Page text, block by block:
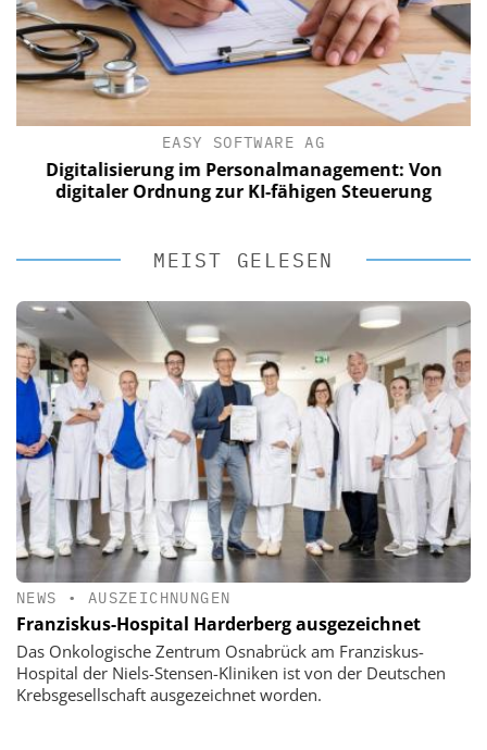
EASY SOFTWARE AG
Digitalisierung im Personalmanagement: Von
digitaler Ordnung zur KI-fähigen Steuerung
MEIST GELESEN
NEWS • AUSZEICHNUNGEN
Franziskus-Hospital Harderberg ausgezeichnet
Das Onkologische Zentrum Osnabrück am Franziskus-
Hospital der Niels-Stensen-Kliniken ist von der Deutschen
Krebsgesellschaft ausgezeichnet worden.